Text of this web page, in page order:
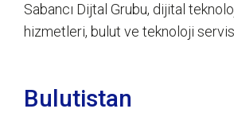
Sabancı Dijtal Grubu, dijital
hizmetleri, bulut ve teknoloji
Bulutistan